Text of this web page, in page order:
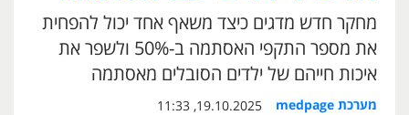
מחקר חדש מדגים כיצד משאף אחד יכול להפחית
את מספר התקפי האסתמה ב-50% ולשפר את
איכות חייהם של ילדים הסובלים מאסתמה
מערכת medpage 19.10.2025, 11:33